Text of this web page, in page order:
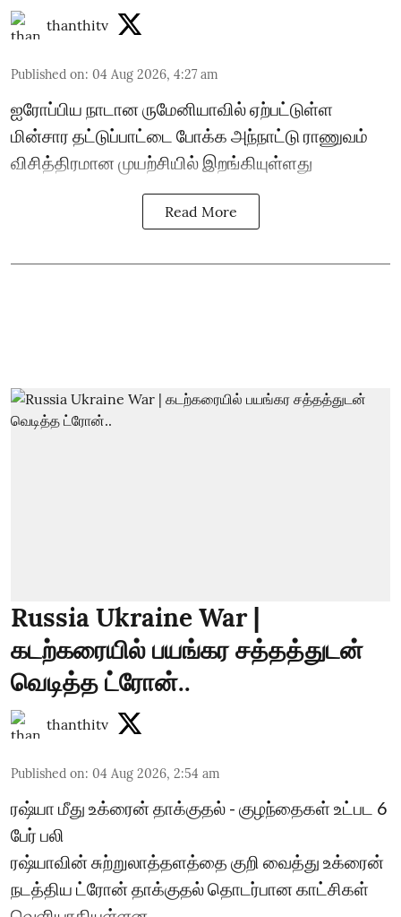
thanthitv
Published on: 04 Aug 2026, 4:27 am
ஐரோப்பிய நாடான ருமேனியாவில் ஏற்பட்டுள்ள
மின்சார தட்டுப்பாட்டை போக்க அந்நாட்டு ராணுவம்
விசித்திரமான முயற்சியில் இறங்கியுள்ளது
Read More
Russia Ukraine War |
கடற்கரையில் பயங்கர சத்தத்துடன்
வெடித்த ட்ரோன்..
thanthitv
Published on: 04 Aug 2026, 2:54 am
ரஷ்யா மீது உக்ரைன் தாக்குதல் - குழந்தைகள் உட்பட 6
பேர் பலி
ரஷ்யாவின் சுற்றுலாத்தளத்தை குறி வைத்து உக்ரைன்
நடத்திய ட்ரோன் தாக்குதல் தொடர்பான காட்சிகள்